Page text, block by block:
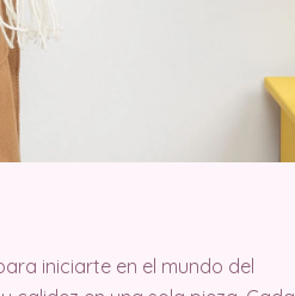
iniciarte en el mundo del